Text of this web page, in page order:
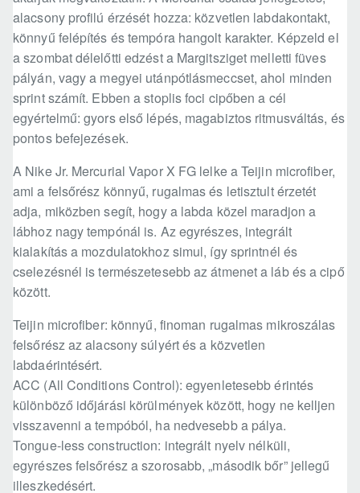
alacsony profilú érzését hozza: közvetlen labdakontakt,
könnyű felépítés és tempóra hangolt karakter. Képzeld el
a szombat délelőtti edzést a Margitsziget melletti füves
pályán, vagy a megyei utánpótlásmeccset, ahol minden
sprint számít. Ebben a stoplis foci cipőben a cél
egyértelmű: gyors első lépés, magabiztos ritmusváltás, és
pontos befejezések.
A Nike Jr. Mercurial Vapor X FG lelke a Teijin microfiber,
ami a felsőrész könnyű, rugalmas és letisztult érzetét
adja, miközben segít, hogy a labda közel maradjon a
lábhoz nagy tempónál is. Az egyrészes, integrált
kialakítás a mozdulatokhoz simul, így sprintnél és
cselezésnél is természetesebb az átmenet a láb és a cipő
között.
Teijin microfiber: könnyű, finoman rugalmas mikroszálas
felsőrész az alacsony súlyért és a közvetlen
labdaérintésért.
ACC (All Conditions Control): egyenletesebb érintés
különböző időjárási körülmények között, hogy ne kelljen
visszavenni a tempóból, ha nedvesebb a pálya.
Tongue-less construction: integrált nyelv nélküli,
egyrészes felsőrész a szorosabb, „második bőr” jellegű
illeszkedésért.